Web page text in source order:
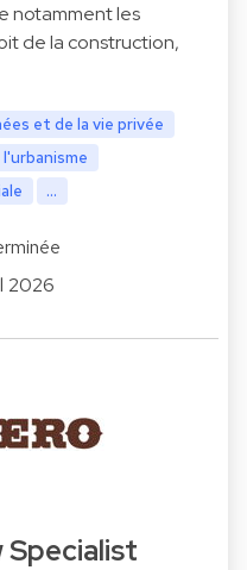
notamment les
de la construction,
et de la vie privée
...
2026
Specialist